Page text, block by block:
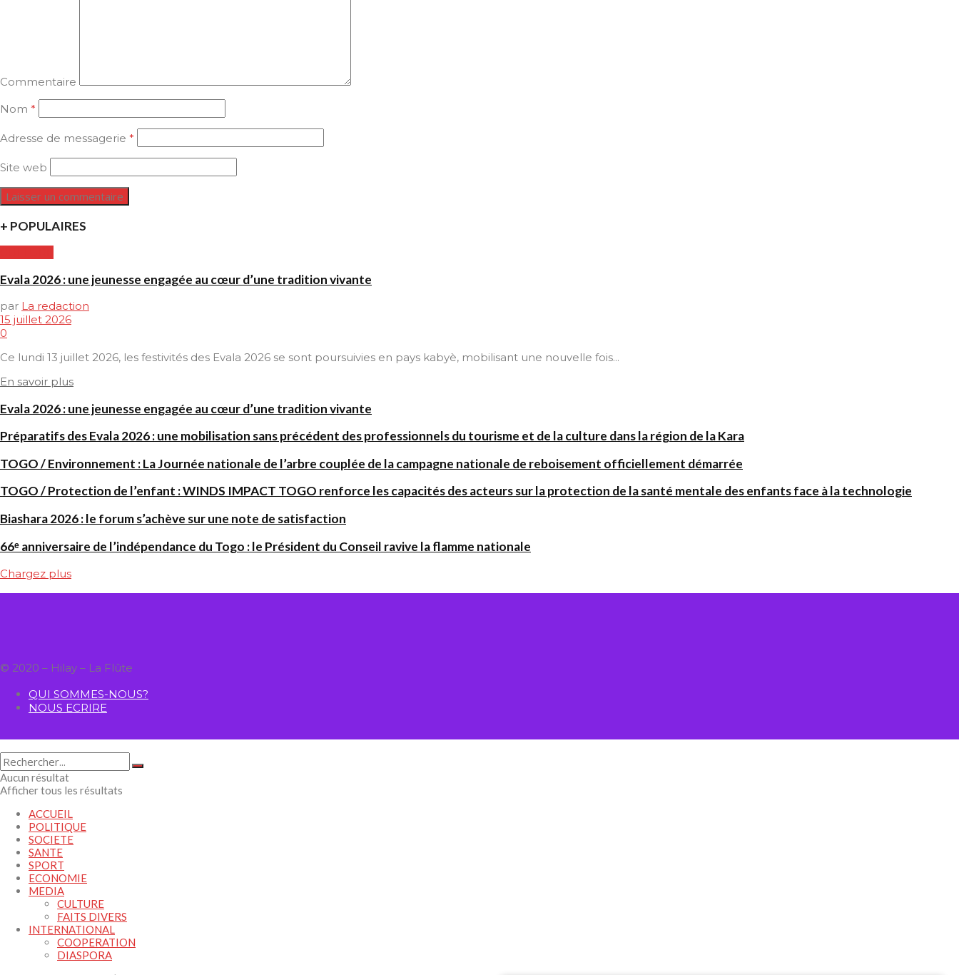
Commentaire
Nom *
Adresse de messagerie *
Site web
+ POPULAIRES
Evala 2026 : une jeunesse engagée au cœur d’une tradition vivante
par La redaction
15 juillet 2026
0
Ce lundi 13 juillet 2026, les festivités des Evala 2026 se sont poursuivies en pays kabyè, mobilisant une nouvelle fois...
En savoir plus
Evala 2026 : une jeunesse engagée au cœur d’une tradition vivante
Préparatifs des Evala 2026 : une mobilisation sans précédent des professionnels du tourisme et de la culture dans la région de la Kara
TOGO / Environnement : La Journée nationale de l’arbre couplée de la campagne nationale de reboisement officiellement démarrée
TOGO / Protection de l’enfant : WINDS IMPACT TOGO renforce les capacités des acteurs sur la protection de la santé mentale des enfants face à la technologie
Biashara 2026 : le forum s’achève sur une note de satisfaction
66ᵉ anniversaire de l’indépendance du Togo : le Président du Conseil ravive la flamme nationale
Chargez plus
© 2020 – Hilay – La Flûte
QUI SOMMES-NOUS?
NOUS ECRIRE
Aucun résultat
Afficher tous les résultats
ACCUEIL
POLITIQUE
SOCIETE
SANTE
SPORT
ECONOMIE
MEDIA
CULTURE
FAITS DIVERS
INTERNATIONAL
COOPERATION
DIASPORA